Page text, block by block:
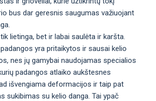
bus dar geresnis saugumas važiuojant
lietinga, bet ir labai saulėta ir karšta.
yra pritaikytos ir sausai kelio
nes jų gamybai naudojamas specialios
padangos atlaiko aukštesnes
išvengiama deformacijos ir taip pat
sukibimas su kelio danga. Tai ypač